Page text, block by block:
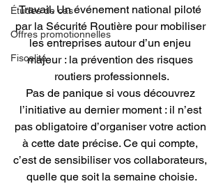
Études de cas
Offres promotionnelles
Fiscalité
Travail. Un événement national piloté
par la Sécurité Routière pour mobiliser
les entreprises autour d’un enjeu
majeur : la prévention des risques
routiers professionnels.
Pas de panique si vous découvrez
l’initiative au dernier moment : il n’est
pas obligatoire d’organiser votre action
à cette date précise. Ce qui compte,
c’est de sensibiliser vos collaborateurs,
quelle que soit la semaine choisie.